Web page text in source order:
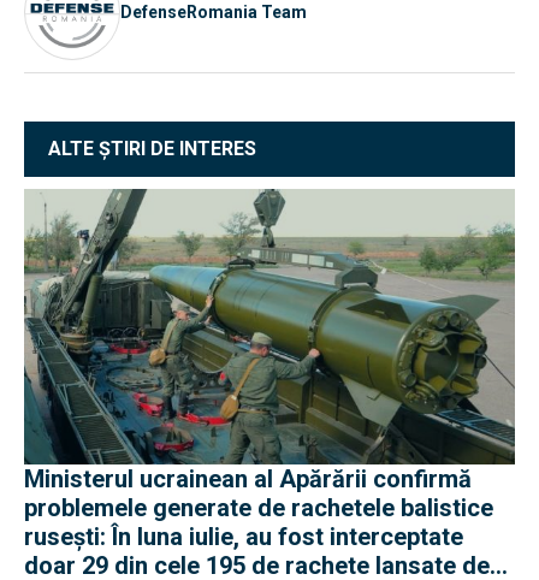
DefenseRomania Team
ALTE ȘTIRI DE INTERES
Ministerul ucrainean al Apărării confirmă
problemele generate de rachetele balistice
rusești: În luna iulie, au fost interceptate
doar 29 din cele 195 de rachete lansate de